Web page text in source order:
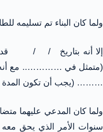
ولما كان البناء تم
إلا أنه بتاريخ / / قد
(متمثل في ………….. مع أنه
……… (يجب أن تكون
ولما كان المدعي عليهما
سنوات الأمر الذي يحق معه